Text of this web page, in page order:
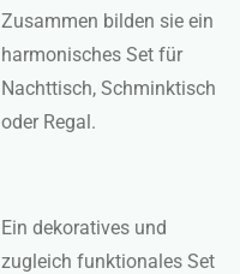
Zusammen bilden sie ein
harmonisches Set für
Nachttisch, Schminktisch
oder Regal.
Ein dekoratives und
zugleich funktionales Set